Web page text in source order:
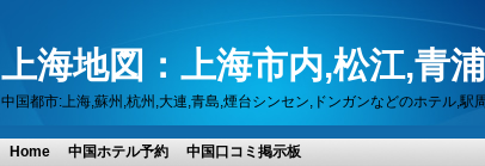
上海地図：上海市内,松江,青
中国都市:上海,蘇州,杭州,大連,青島,煙台シンセン,ドンガンなどのホテル,
Home 中国ホテル予約 中国口コミ掲示板